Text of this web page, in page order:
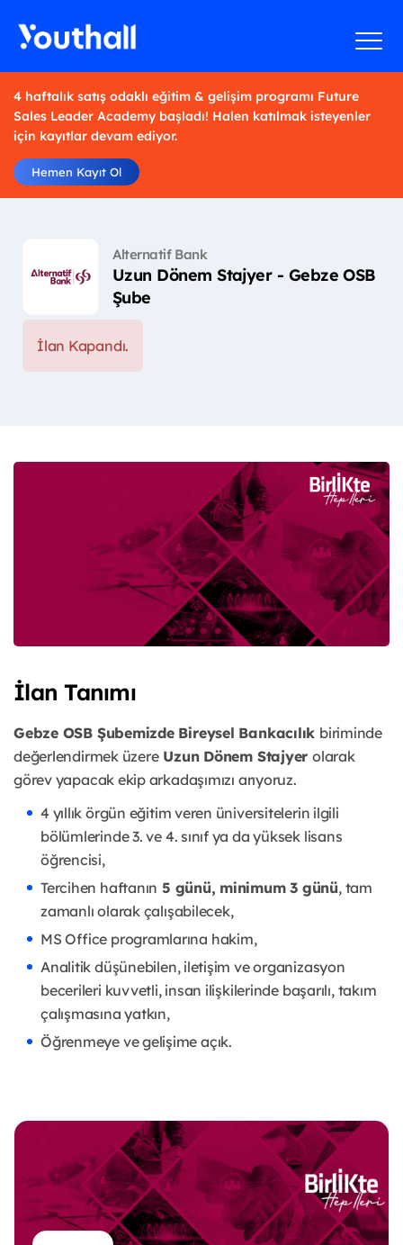
4 haftalık satış odaklı eğitim & gelişim programı Future
Sales Leader Academy başladı! Halen katılmak isteyenler
için kayıtlar devam ediyor.
Hemen Kayıt Ol
Alternatif Bank
Uzun Dönem Stajyer - Gebze OSB
Şube
İlan Kapandı.
İlan Tanımı
Gebze OSB Şubemizde Bireysel Bankacılık biriminde
değerlendirmek üzereUzun Dönem Stajyer olarak
görev yapacak ekip arkadaşımızı arıyoruz.
4 yıllık örgün eğitim veren üniversitelerin ilgili
bölümlerinde 3. ve 4. sınıf ya da yüksek lisans
öğrencisi,
Tercihen haftanın 5 günü, minimum 3 günü, tam
zamanlı olarak çalışabilecek,
MS Office programlarına hakim,
Analitik düşünebilen, iletişim ve organizasyon
becerileri kuvvetli, insan ilişkilerinde başarılı, takım
çalışmasına yatkın,
Öğrenmeye ve gelişime açık.